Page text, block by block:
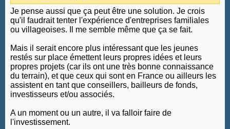
Je pense aussi que ça peut être une solution. Je crois
qu'il faudrait tenter l'expérience d'entreprises familiales
ou villageoises. Il me semble même que ça se fait.
Mais il serait encore plus intéressant que les jeunes
restés sur place émettent leurs propres idées et leurs
propres projets (car ils ont une très bonne connaissance
du terrain), et que ceux qui sont en France ou ailleurs les
assistent en tant que conseillers, bailleurs de fonds,
investisseurs et/ou associés.
A un moment ou un autre, il va falloir faire de
l'investissement.